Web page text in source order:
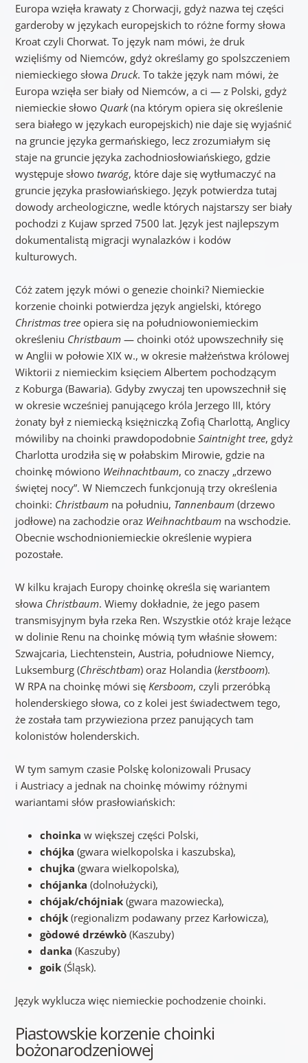
Europa wzięła krawaty z Chorwacji, gdyż nazwa tej części
garderoby w językach europejskich to różne formy słowa
Kroat czyli Chorwat. To język nam mówi, że druk
wzięliśmy od Niemców, gdyż określamy go spolszczeniem
niemieckiego słowa Druck. To także język nam mówi, że
Europa wzięła ser biały od Niemców, a ci — z Polski, gdyż
niemieckie słowo Quark(na którym opiera się określenie
sera białego w językach europejskich) nie daje się wyjaśnić
na gruncie języka germańskiego, lecz zrozumiałym się
staje na gruncie języka zachodniosłowiańskiego, gdzie
występuje słowo twaróg, które daje się wytłumaczyć na
gruncie języka prasłowiańskiego. Język potwierdza tutaj
dowody archeologiczne, wedle których najstarszy ser biały
pochodzi z Kujaw sprzed 7500 lat. Język jest najlepszym
dokumentalistą migracji wynalazków i kodów
kulturowych.
Cóż zatem język mówi o genezie choinki? Niemieckie
korzenie choinki potwierdza język angielski, którego
Christmas treeopiera się na południowoniemieckim
określeniu Christbaum— choinki otóż upowszechniły się
w Anglii w połowie XIX w., w okresie małżeństwa królowej
Wiktorii z niemieckim księciem Albertem pochodzącym
z Koburga (Bawaria). Gdyby zwyczaj ten upowszechnił się
w okresie wcześniej panującego króla Jerzego III, który
żonaty był z niemiecką księżniczką Zofią Charlottą, Anglicy
mówiliby na choinki prawdopodobnie Saintnight tree, gdyż
Charlotta urodziła się w połabskim Mirowie, gdzie na
choinkę mówiono Weihnachtbaum, co znaczy „drzewo
świętej nocy”. W Niemczech funkcjonują trzy określenia
choinki: Christbaumna południu, Tannenbaum(drzewo
jodłowe) na zachodzie oraz Weihnachtbaumna wschodzie.
Obecnie wschodnioniemieckie określenie wypiera
pozostałe.
W kilku krajach Europy choinkę określa się wariantem
słowa Christbaum. Wiemy dokładnie, że jego pasem
transmisyjnym była rzeka Ren. Wszystkie otóż kraje leżące
w dolinie Renu na choinkę mówią tym właśnie słowem:
Szwajcaria, Liechtenstein, Austria, południowe Niemcy,
Luksemburg (Chrëschtbam) oraz Holandia (kerstboom).
W RPA na choinkę mówi się Kersboom, czyli przeróbką
holenderskiego słowa, co z kolei jest świadectwem tego,
że została tam przywieziona przez panujących tam
kolonistów holenderskich.
W tym samym czasie Polskę kolonizowali Prusacy
i Austriacy a jednak na choinkę mówimy różnymi
wariantami słów prasłowiańskich:
choinka w większej części Polski,
chójka (gwara wielkopolska i kaszubska),
chujka (gwara wielkopolska),
chójanka (dolnołużycki),
chójak/chójniak(gwara mazowiecka),
chójk(regionalizm podawany przez Karłowicza),
gòdowé drzéwkò(Kaszuby)
danka (Kaszuby)
goik(Śląsk).
Język wyklucza więc niemieckie pochodzenie choinki.
Piastowskie korzenie choinki
bożonarodzeniowej